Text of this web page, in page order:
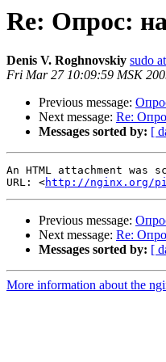
Re: Опрос:
Denis V. Roghnovskiy sudo
Fri Mar 27 10:09:59 MSK
Previous message:
Next message: Re:
Messages sorted by: [
An HTML attachment was
URL: <http://nginx.org/
Previous message:
Next message: Re:
Messages sorted by: [
More information about the